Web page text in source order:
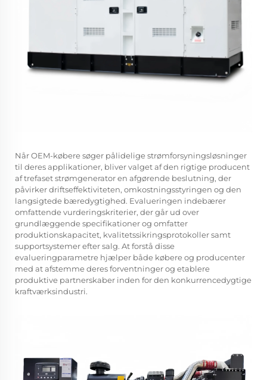
Når OEM-købere søger pålidelige strømforsyningsløsninger
til deres applikationer, bliver valget af den rigtige producent
af trefaset strømgenerator en afgørende beslutning, der
påvirker driftseffektiviteten, omkostningsstyringen og den
langsigtede bæredygtighed. Evalueringen indebærer
omfattende vurderingskriterier, der går ud over
grundlæggende specifikationer og omfatter
produktionskapacitet, kvalitetssikringsprotokoller samt
supportsystemer efter salg. At forstå disse
evalueringparametre hjælper både købere og producenter
med at afstemme deres forventninger og etablere
produktive partnerskaber inden for den konkurrencedygtige
kraftværksindustri.